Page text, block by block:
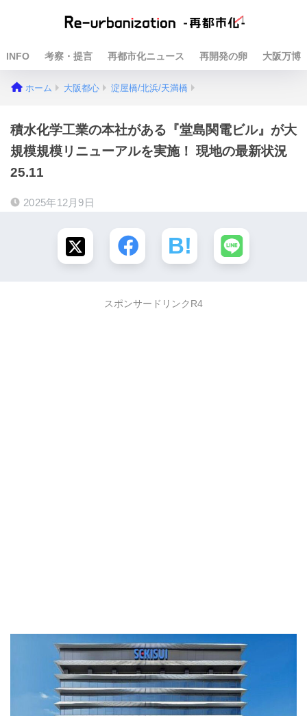
INFO 考察・提言 再都市化ニュース 再開発の卵 大阪万博
ホーム 大阪都心 淀屋橋/北浜/天満橋
積水化学工業の本社がある『堂島関電ビル』が大
規模規模リニューアルを実施！ 現地の最新状況
25.11
2025年12月9日
スポンサードリンクR4